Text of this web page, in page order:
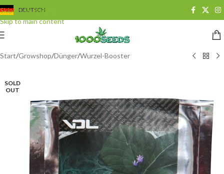
Skip to navigation
Skip to main content
DEUTSCH
Start/Growshop/Dünger/Wurzel-Booster
SOLD
OUT